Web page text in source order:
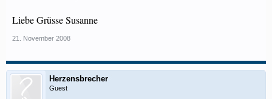
Liebe Grüsse Susanne
21. November 2008
Herzensbrecher
Guest